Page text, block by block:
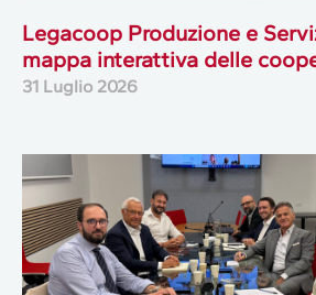
Legacoop Produzione e
mappa interattiva delle
31 Luglio 2026